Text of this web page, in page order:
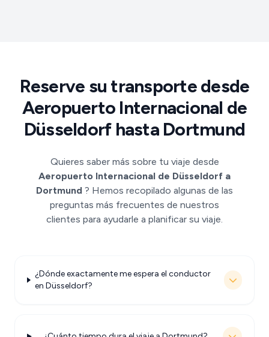
Reserve su transporte desde
Aeropuerto Internacional de
Düsseldorf hasta Dortmund
Quieres saber más sobre tu viaje desde
Aeropuerto Internacional de Düsseldorf a
Dortmund ? Hemos recopilado algunas de las
preguntas más frecuentes de nuestros
clientes para ayudarle a planificar su viaje.
¿Dónde exactamente me espera el conductor
en Düsseldorf?